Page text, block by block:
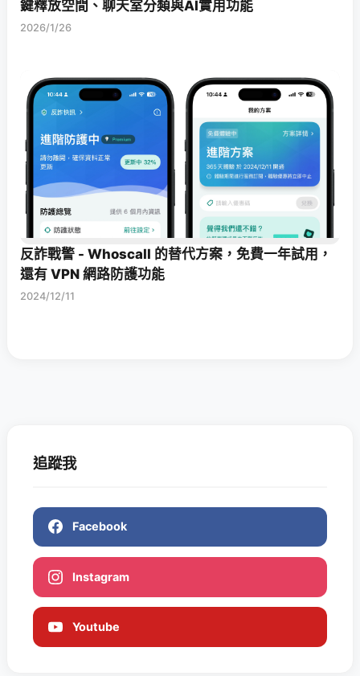
鍵釋放空間、聊天室分類與AI實用功能
2026/1/26
反詐戰警 - Whoscall 的替代方案，免費一年試用，
還有 VPN 網路防護功能
2024/12/11
追蹤我
Facebook
Instagram
Youtube